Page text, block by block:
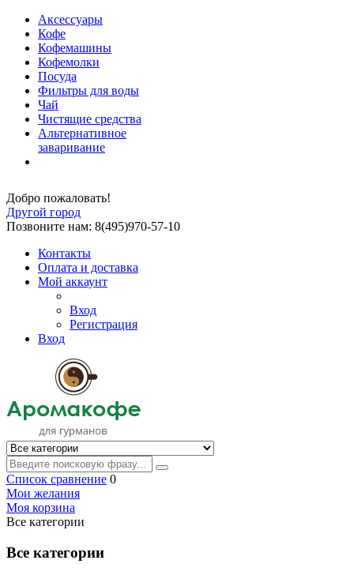
Аксессуары
Кофе
Кофемашины
Кофемолки
Посуда
Фильтры для воды
Чай
Чистящие средства
Альтернативное
заваривание
Добро пожаловать!
Другой город
Позвоните нам: 8(495)970-57-10
Контакты
Оплата и доставка
Мой аккаунт
Вход
Регистрация
Вход
Список сравнение 0
Мои желания
Моя корзина
Все категории
Все категории